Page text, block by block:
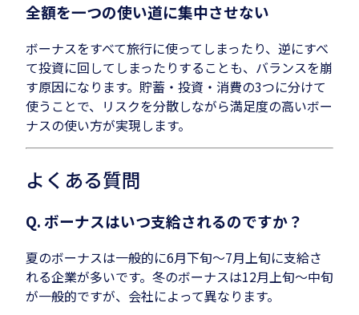
全額を一つの使い道に集中させない
ボーナスをすべて旅行に使ってしまったり、逆にすべ
て投資に回してしまったりすることも、バランスを崩
す原因になります。貯蓄・投資・消費の3つに分けて
使うことで、リスクを分散しながら満足度の高いボー
ナスの使い方が実現します。
よくある質問
Q. ボーナスはいつ支給されるのですか？
夏のボーナスは一般的に6月下旬〜7月上旬に支給さ
れる企業が多いです。冬のボーナスは12月上旬〜中旬
が一般的ですが、会社によって異なります。